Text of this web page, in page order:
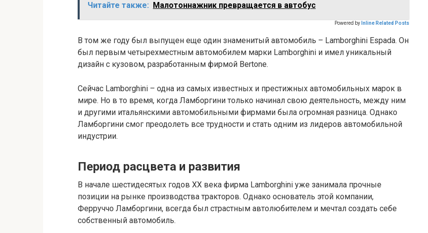
Читайте также: Малотоннажник превращается в автобус
Powered by Inline Related Posts
В том же году был выпущен еще один знаменитый автомобиль – Lamborghini Espada. Он
был первым четырехместным автомобилем марки Lamborghini и имел уникальный
дизайн с кузовом, разработанным фирмой Bertone.
Сейчас Lamborghini – одна из самых известных и престижных автомобильных марок в
мире. Но в то время, когда Ламборгини только начинал свою деятельность, между ним
и другими итальянскими автомобильными фирмами была огромная разница. Однако
Ламборгини смог преодолеть все трудности и стать одним из лидеров автомобильной
индустрии.
Период расцвета и развития
В начале шестидесятых годов XX века фирма Lamborghini уже занимала прочные
позиции на рынке производства тракторов. Однако основатель этой компании,
Ферруччо Ламборгини, всегда был страстным автолюбителем и мечтал создать себе
собственный автомобиль.